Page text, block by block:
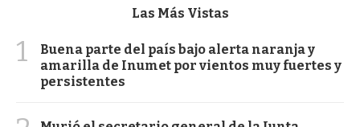
Las Más Vistas
1
Buena parte del país bajo alerta naranja y
amarilla de Inumet por vientos muy fuertes y
persistentes